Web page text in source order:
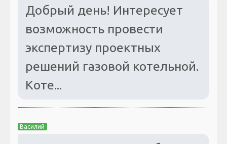
Добрый день! Интересует
возможность провести
экспертизу проектных
решений газовой котельной.
Коте...
Василий